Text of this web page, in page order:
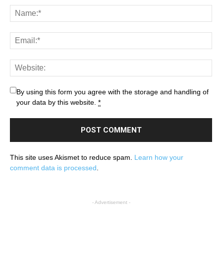
By using this form you agree with the storage and handling of
your data by this website. *
This site uses Akismet to reduce spam. Learn how your
comment data is processed
- Advertisement -